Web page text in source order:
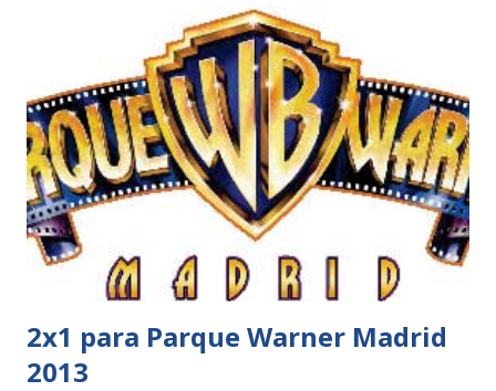
2x1 para Parque Warner Madrid
2013